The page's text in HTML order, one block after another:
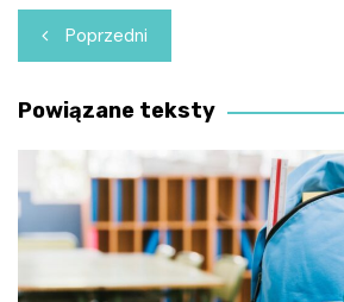
Nawigacja
wpisu
Poprzedni
Powiązane teksty